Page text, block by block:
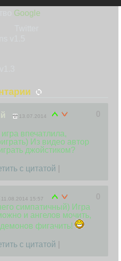
Google
13.07.2014
впечатлила,
Из видео автор
джойстиком?
с цитатой
11.08.2014 15:57
симпатичный) Игра
и ангелов мочить,
фигачить!
с цитатой